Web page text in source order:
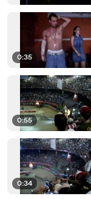
0:35
0:55
0:34